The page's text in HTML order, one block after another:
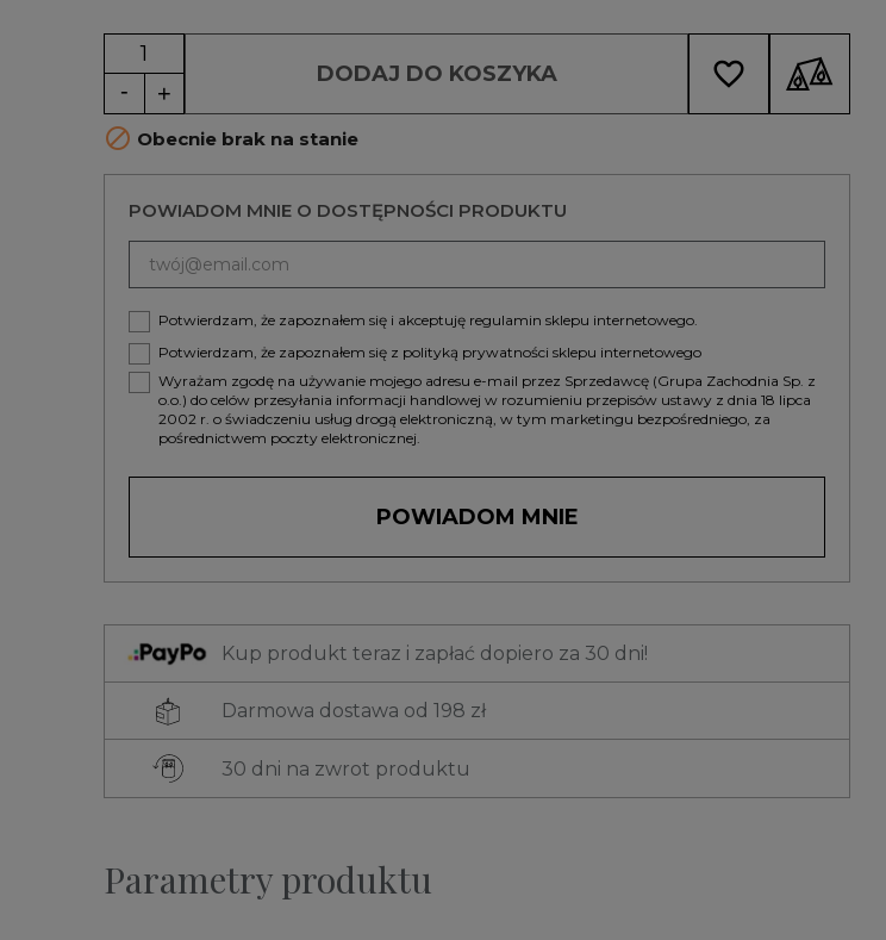
DODAJ DO KOSZYKA favorite_border
 Obecnie brak na stanie
POWIADOM MNIE O DOSTĘPNOŚCI PRODUKTU
Potwierdzam, że zapoznałem się i akceptuję regulamin sklepu internetowego.
Potwierdzam, że zapoznałem się z polityką prywatności sklepu internetowego
Wyrażam zgodę na używanie mojego adresu e-mail przez Sprzedawcę (Grupa Zachodnia Sp. z
o.o.) do celów przesyłania informacji handlowej w rozumieniu przepisów ustawy z dnia 18 lipca
2002 r. o świadczeniu usług drogą elektroniczną, w tym marketingu bezpośredniego, za
pośrednictwem poczty elektronicznej.
POWIADOM MNIE
Kup produkt teraz i zapłać dopiero za 30 dni!
Darmowa dostawa od 198 zł
30 dni na zwrot produktu
Parametry produktu